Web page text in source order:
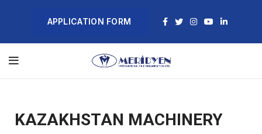
APPLICATION FORM
KAZAKHSTAN MACHINERY